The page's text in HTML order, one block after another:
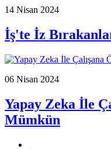
14 Nisan 2024
İş'te İz
06 Nisan 2024
Yapay Zeka İle
Mümkün